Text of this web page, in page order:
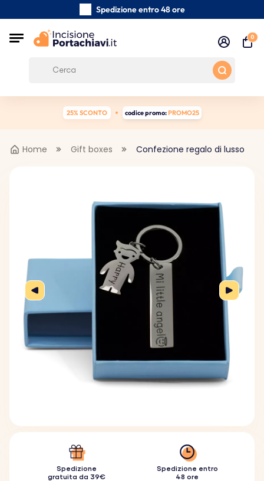
Spedizione entro 48 ore
Recensioni dei clienti:
0
25% SCONTO codice promo:PROMO25
Home Gift boxes Confezione regalo di lusso
Spedizione
gratuita da 39€
Spedizione entro
48 ore